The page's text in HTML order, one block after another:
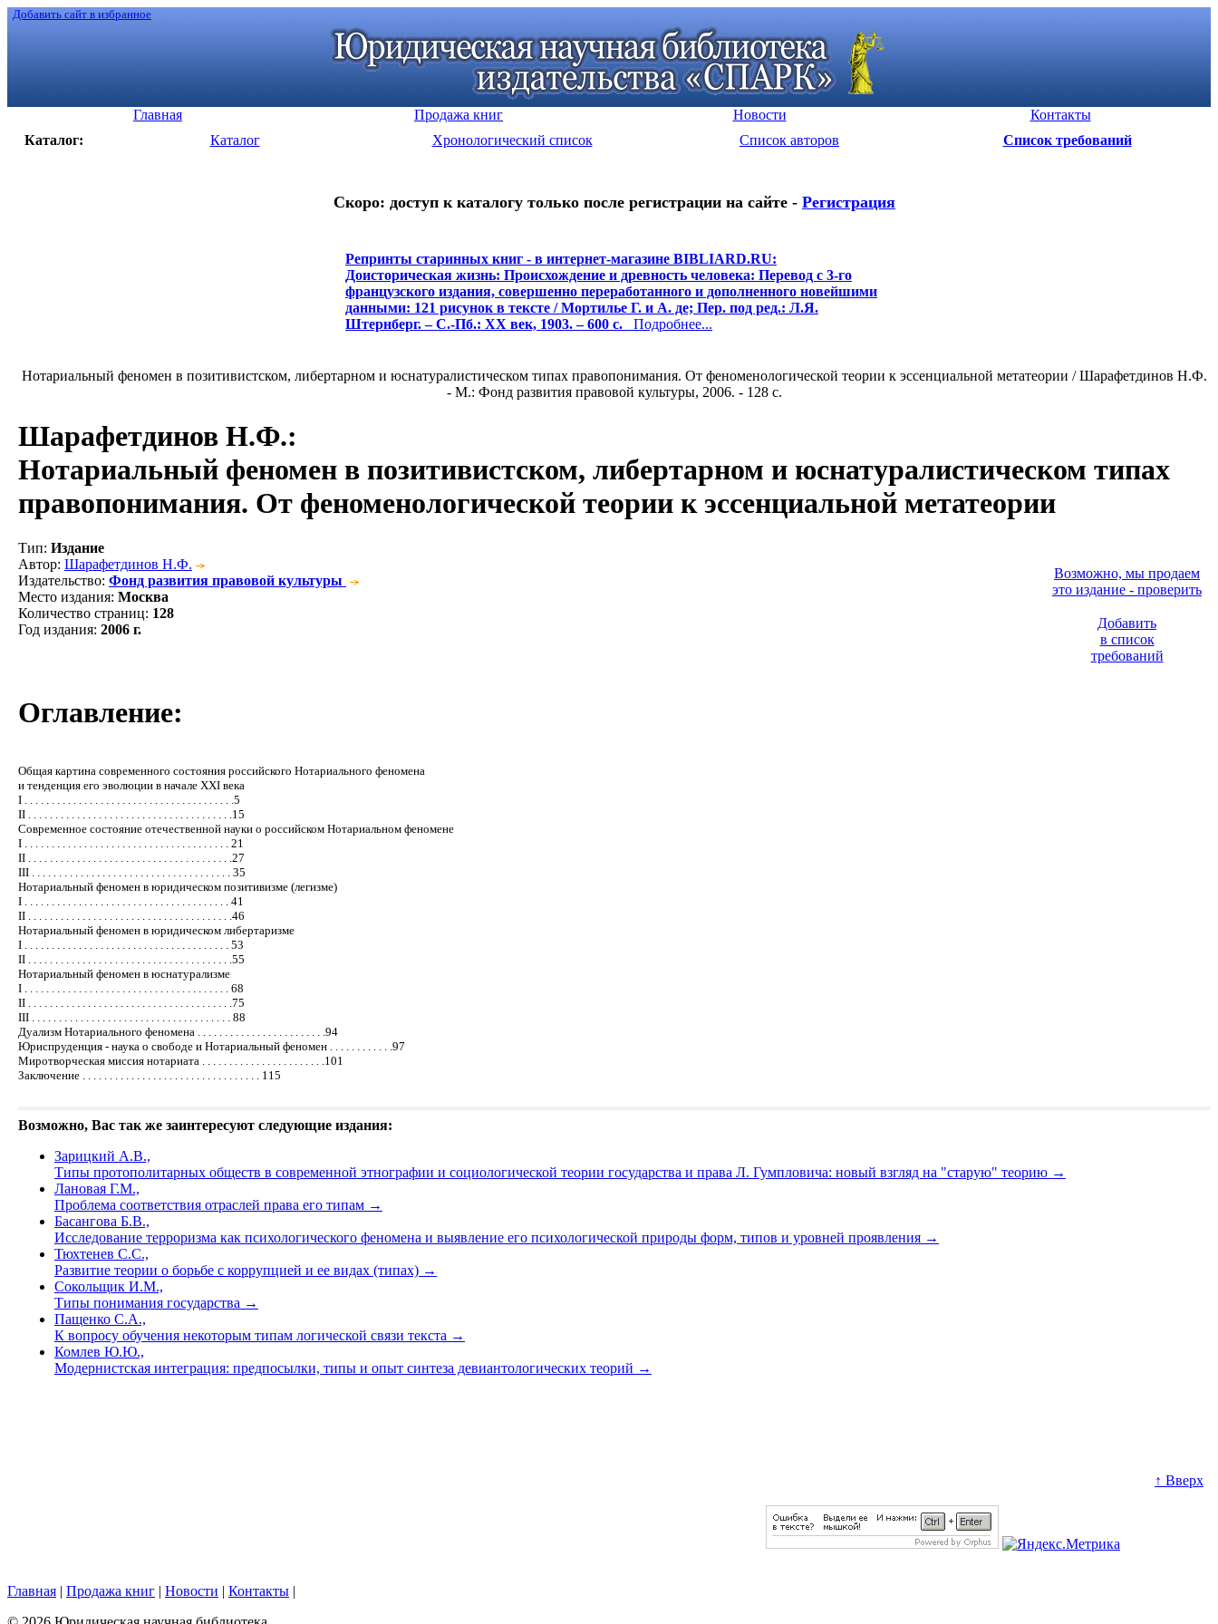
Добавить сайт в избранное
Главная Продажа книг Новости
Контакты
Каталог:
Каталог Хронологический список Список авторов Список требований
Скоро: доступ к каталогу только после регистрации на сайте - Регистрация
Репринты старинных книг - в интернет-магазине BIBLIARD.RU:
Доисторическая жизнь: Происхождение и древность человека: Перевод с 3-го
французского издания, совершенно переработанного и дополненного новейшими
данными: 121 рисунок в тексте / Мортилье Г. и А. де; Пер. под ред.: Л.Я.
Штернберг. – С.-Пб.: ХХ век, 1903. – 600 с. Подробнее...
Нотариальный феномен в позитивистском, либертарном и юснатуралистическом типах правопонимания. От феноменологической теории к эссенциальной метатеории / Шарафетдинов Н.Ф.
- М.: Фонд развития правовой культуры, 2006. - 128 c.
Шарафетдинов Н.Ф.:
Нотариальный феномен в позитивистском, либертарном и юснатуралистическом типах
правопонимания. От феноменологической теории к эссенциальной метатеории
Тип: Издание
Автор: Шарафетдинов Н.Ф.
Издательство: Фонд развития правовой культуры
Место издания: Москва
Количество страниц: 128
Год издания: 2006 г.
Возможно, мы продаем
это издание - проверить
Добавить
в список
требований
Оглавление:
Общая картина современного состояния российского Нотариального феномена
и тенденция его эволюции в начале XXI века
I . . . . . . . . . . . . . . . . . . . . . . . . . . . . . . . . . . . . . . .5
II . . . . . . . . . . . . . . . . . . . . . . . . . . . . . . . . . . . . . .15
Современное состояние отечественной науки о российском Нотариальном феномене
I . . . . . . . . . . . . . . . . . . . . . . . . . . . . . . . . . . . . . . 21
II . . . . . . . . . . . . . . . . . . . . . . . . . . . . . . . . . . . . . .27
III . . . . . . . . . . . . . . . . . . . . . . . . . . . . . . . . . . . . . 35
Нотариальный феномен в юридическом позитивизме (легизме)
I . . . . . . . . . . . . . . . . . . . . . . . . . . . . . . . . . . . . . . 41
II . . . . . . . . . . . . . . . . . . . . . . . . . . . . . . . . . . . . . .46
Нотариальный феномен в юридическом либертаризме
I . . . . . . . . . . . . . . . . . . . . . . . . . . . . . . . . . . . . . . 53
II . . . . . . . . . . . . . . . . . . . . . . . . . . . . . . . . . . . . . .55
Нотариальный феномен в юснатурализме
I . . . . . . . . . . . . . . . . . . . . . . . . . . . . . . . . . . . . . . 68
II . . . . . . . . . . . . . . . . . . . . . . . . . . . . . . . . . . . . . .75
III . . . . . . . . . . . . . . . . . . . . . . . . . . . . . . . . . . . . . 88
Дуализм Нотариального феномена . . . . . . . . . . . . . . . . . . . . . . . .94
Юриспруденция - наука о свободе и Нотариальный феномен . . . . . . . . . . . .97
Миротворческая миссия нотариата . . . . . . . . . . . . . . . . . . . . . . .101
Заключение . . . . . . . . . . . . . . . . . . . . . . . . . . . . . . . . . 115
Возможно, Вас так же заинтересуют следующие издания:
Зарицкий А.В.,
Типы протополитарных обществ в современной этнографии и социологической теории государства и права Л. Гумпловича: новый взгляд на "старую" теорию →
Лановая Г.М.,
Проблема соответствия отраслей права его типам →
Басангова Б.В.,
Исследование терроризма как психологического феномена и выявление его психологической природы форм, типов и уровней проявления →
Тюхтенев С.С.,
Развитие теории о борьбе с коррупцией и ее видах (типах) →
Сокольщик И.М.,
Типы понимания государства →
Пащенко С.А.,
К вопросу обучения некоторым типам логической связи текста →
Комлев Ю.Ю.,
Модернистская интеграция: предпосылки, типы и опыт синтеза девиантологических теорий →
↑ Вверх
Главная | Продажа книг | Новости | Контакты |